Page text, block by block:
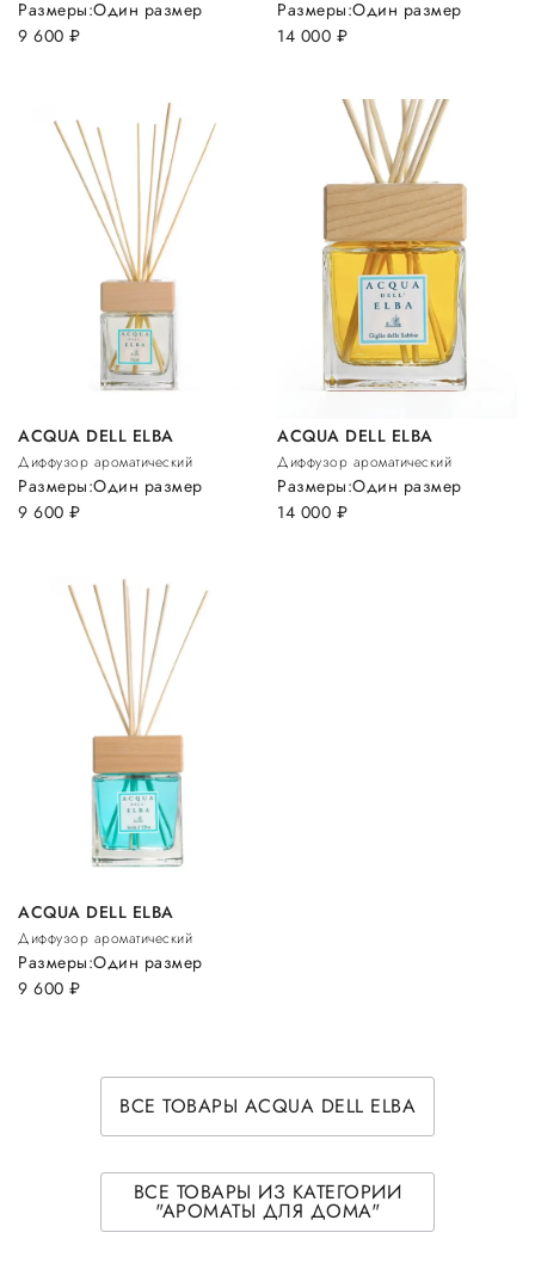
9 600 руб.
Размеры:Один размер
14 000 руб.
Размеры:Один размер
ACQUA DELL ELBA
Диффузор ароматический
9 600 руб.
Размеры:Один размер
ACQUA DELL ELBA
Диффузор ароматический
14 000 руб.
Размеры:Один размер
ACQUA DELL ELBA
Диффузор ароматический
9 600 руб.
Размеры:Один размер
ВСЕ ТОВАРЫ ACQUA DELL ELBA
ВСЕ ТОВАРЫ ИЗ КАТЕГОРИИ
"АРОМАТЫ ДЛЯ ДОМА"